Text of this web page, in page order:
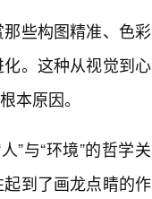
些构图精准、色彩
。这种从视觉到心
本原因。
”与“环境”的哲学关
到了画龙点睛的作